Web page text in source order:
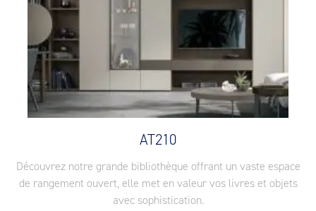
AT210
Découvrez notre grande bibliothèque offrant un vaste espace
de rangement ouvert, elle met en valeur vos livres et objets
avec sophistication.